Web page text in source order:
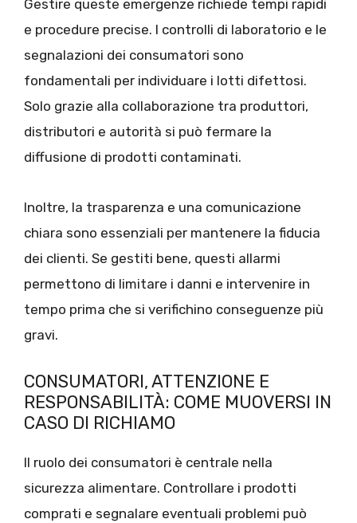
Gestire queste emergenze richiede tempi rapidi
e procedure precise. I controlli di laboratorio e le
segnalazioni dei consumatori sono
fondamentali per individuare i lotti difettosi.
Solo grazie alla collaborazione tra produttori,
distributori e autorità si può fermare la
diffusione di prodotti contaminati.
Inoltre, la trasparenza e una comunicazione
chiara sono essenziali per mantenere la fiducia
dei clienti. Se gestiti bene, questi allarmi
permettono di limitare i danni e intervenire in
tempo prima che si verifichino conseguenze più
gravi.
CONSUMATORI, ATTENZIONE E
RESPONSABILITÀ: COME MUOVERSI IN
CASO DI RICHIAMO
Il ruolo dei consumatori è centrale nella
sicurezza alimentare. Controllare i prodotti
comprati e segnalare eventuali problemi può